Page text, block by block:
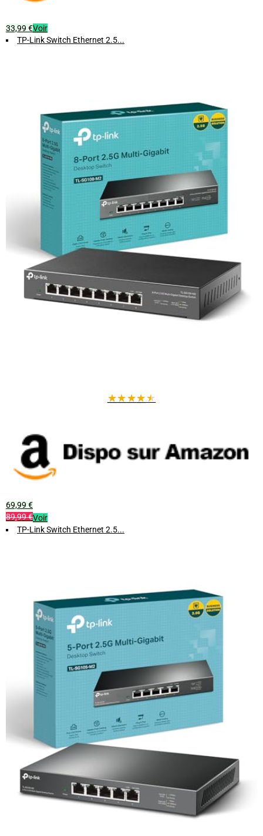
33,99 €Voir
TP-Link Switch Ethernet 2.5...
★★★★★
69,99 €
89,99 €Voir
TP-Link Switch Ethernet 2.5...